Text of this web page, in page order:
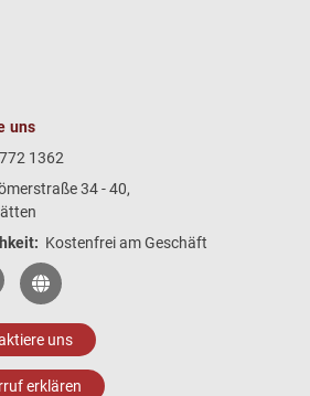
uns
1362
34 - 40,
Kostenfrei am Geschäft
uns
erklären